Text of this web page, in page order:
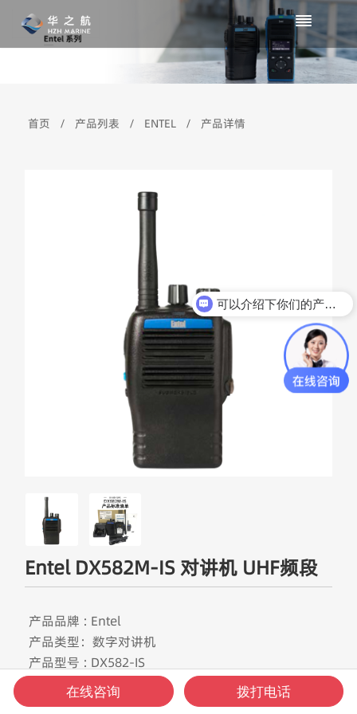
首页 / 产品列表 / ENTEL / 产品详情
Entel DX582M-IS 对讲机 UHF频段
产品品牌 : Entel
产品类型：数字对讲机
产品型号 : DX582-IS
产品频段：UHF频段
频率范围 : 450-470MHz
可以介绍下你们的产品么？
在线咨询 拨打电话